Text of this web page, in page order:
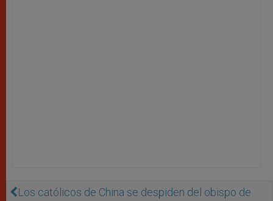
Los católicos de China se despiden del obispo de